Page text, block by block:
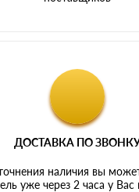
ДОСТАВКА ПО
наличия вы
уже через 2 часа у Вас